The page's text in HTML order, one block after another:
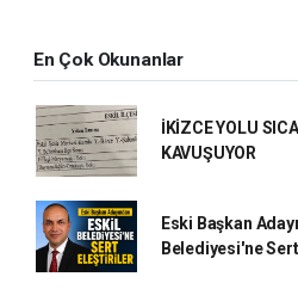
En Çok Okunanlar
İKİZCE YOLU
KAVUŞUYOR
Eski Başkan
Belediyesi'ne